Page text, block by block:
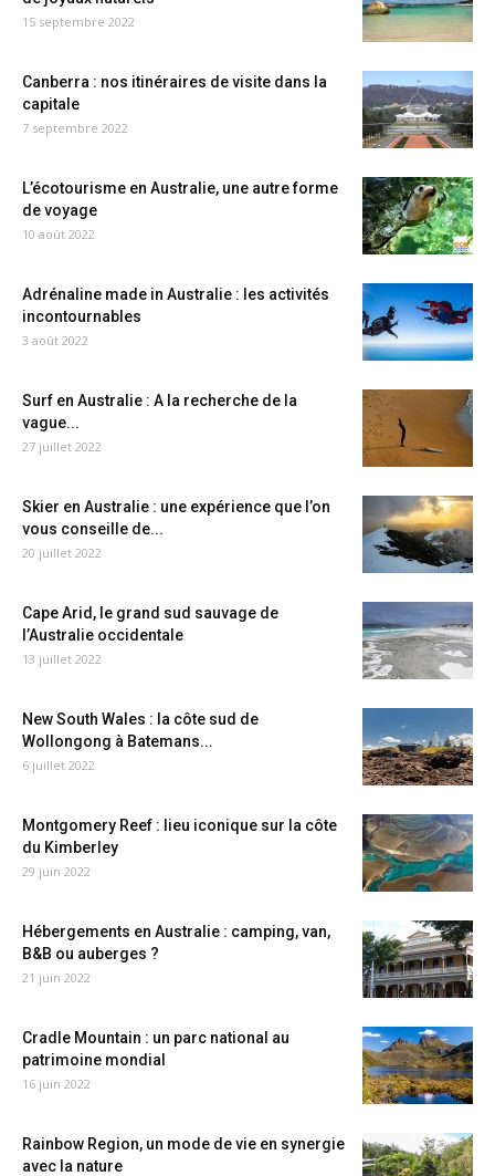
15 septembre 2022
Canberra : nos itinéraires de visite dans la
capitale
7 septembre 2022
L’écotourisme en Australie, une autre forme
de voyage
10 août 2022
Adrénaline made in Australie : les activités
incontournables
3 août 2022
Surf en Australie : A la recherche de la
vague...
27 juillet 2022
Skier en Australie : une expérience que l’on
vous conseille de...
20 juillet 2022
Cape Arid, le grand sud sauvage de
l’Australie occidentale
13 juillet 2022
New South Wales : la côte sud de
Wollongong à Batemans...
6 juillet 2022
Montgomery Reef : lieu iconique sur la côte
du Kimberley
29 juin 2022
Hébergements en Australie : camping, van,
B&B ou auberges ?
21 juin 2022
Cradle Mountain : un parc national au
patrimoine mondial
16 juin 2022
Rainbow Region, un mode de vie en synergie
avec la nature